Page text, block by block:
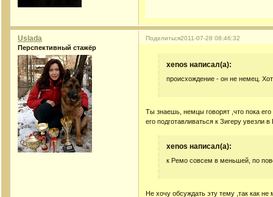
Поделиться2011-07-28 08:46:32
Uslada
Перспективный стажёр
xenos написал(а):
происхождение - он не немец.
Ты знаешь, немцы говорят ,что пока
его подготавливаться к Зигеру увезли
xenos написал(а):
к Ремо совсем в меньшей, по
Не хочу обсуждать эту тему ,так как